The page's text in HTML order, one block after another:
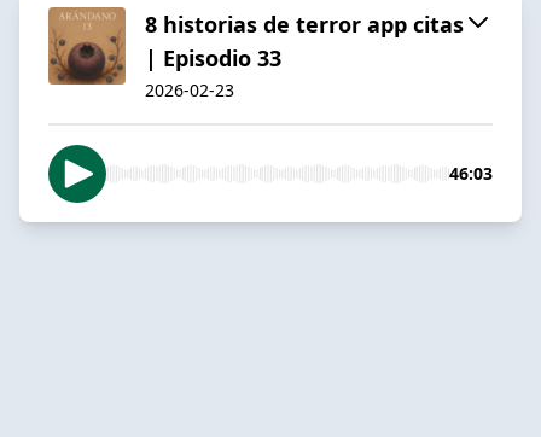
8 historias de terror app citas
| Episodio 33
2026-02-23
46:03